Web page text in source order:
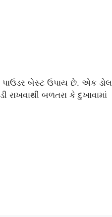
પાઉડર બેસ્ટ ઉપાય છે. એક ડોલ
રાખવાથી બળતરા કે દુખાવામાં